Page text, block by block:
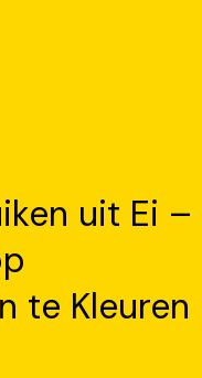
uit Ei –
te Kleuren